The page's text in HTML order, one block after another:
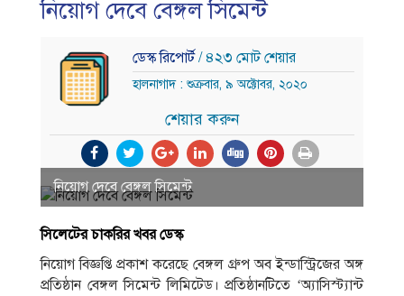
নিয়োগ দেবে বেঙ্গল সিমেন্ট
ডেস্ক রিপোর্ট/ ৪২৩ মোট শেয়ার
হালনাগাদ : শুক্রবার, ৯ অক্টোবর, ২০২০
শেয়ার করুন
নিয়োগ দেবে বেঙ্গল সিমেন্ট
সিলেটের চাকরির খবর ডেস্ক
নিয়োগ বিজ্ঞপ্তি প্রকাশ করেছে বেঙ্গল গ্রুপ অব ইন্ডাস্ট্রিজের অঙ্গ
প্রতিষ্ঠান বেঙ্গল সিমেন্ট লিমিটেড। প্রতিষ্ঠানটিতে ‘অ্যাসিস্ট্যান্ট